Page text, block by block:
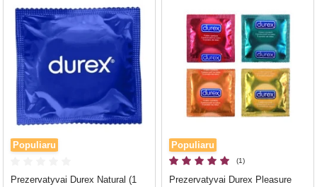
Populiaru
Prezervatyvai Durex Natural (1
Populiaru
(1)
Prezervatyvai Durex Pleasure